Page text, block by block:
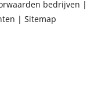
bedrijven |
| Sitemap